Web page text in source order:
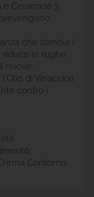
e Ceramide 3
che stimola i
le rughe
di Vinaccioli
contro i
Contorno